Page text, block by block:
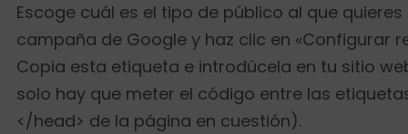
Escoge cuál es el tipo de público al que
campaña de Google y haz clic en «Configurar
Copia esta etiqueta e introdúcela en tu sitio
solo hay que meter el código entre las
</head> de la página en cuestión).